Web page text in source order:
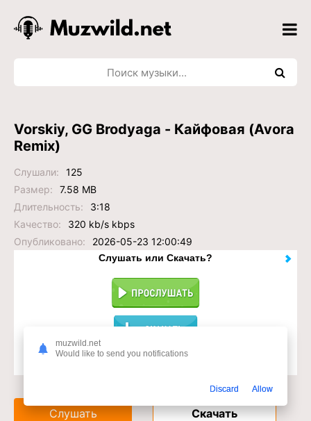
Vorskiy, GG Brodyaga - Кайфовая (Avora
Remix)
Слушали:
125
Размер:
7.58 MB
Длительность:
3:18
Качество:
320 kb/s kbps
Опубликовано:
2026-05-23 12:00:49
Слушать или Скачать?
Слушать Скачать
muzwild.net
Would like to send you notifications
Discard Allow